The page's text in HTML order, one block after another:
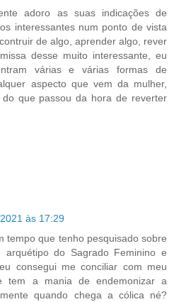
adoro as suas indicações de
interessantes num ponto de vista
de algo, aprender algo, rever
desse muito interessante, eu
várias e várias formas de
aspecto que vem da mulher,
que passou da hora de reverter
às 17:29
tempo que tenho pesquisado sobre
do Sagrado Feminino e
consegui me conciliar com meu
tem a mania de endemonizar a
quando chega a cólica né?